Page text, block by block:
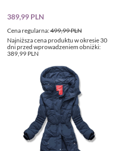
Cena regularna:499,99 PLN
389,99 PLN
Najniższa cena produktu w okresie 30
dni przed wprowadzeniem obniżki:
389,99 PLN